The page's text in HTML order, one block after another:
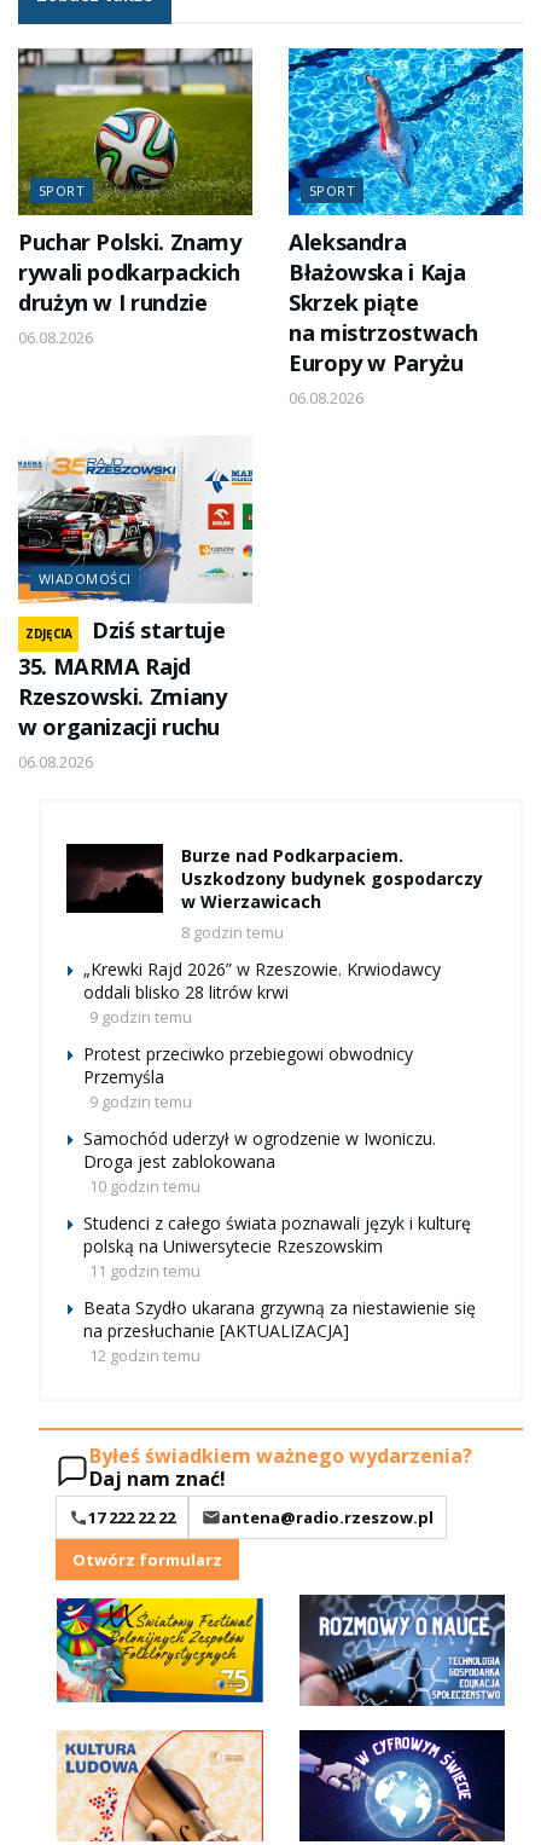
SPORT
Puchar Polski. Znamy
rywali podkarpackich
drużyn w I rundzie
06.08.2026
SPORT
Aleksandra
Błażowska i Kaja
Skrzek piąte
na mistrzostwach
Europy w Paryżu
06.08.2026
WIADOMOŚCI
ZDJĘCIA
Dziś startuje
35. MARMA Rajd
Rzeszowski. Zmiany
w organizacji ruchu
06.08.2026
Burze nad Podkarpaciem.
Uszkodzony budynek gospodarczy
w Wierzawicach
8 godzin temu
„Krewki Rajd 2026” w Rzeszowie. Krwiodawcy
oddali blisko 28 litrów krwi
9 godzin temu
Protest przeciwko przebiegowi obwodnicy
Przemyśla
9 godzin temu
Samochód uderzył w ogrodzenie w Iwoniczu.
Droga jest zablokowana
10 godzin temu
Studenci z całego świata poznawali język i kulturę
polską na Uniwersytecie Rzeszowskim
11 godzin temu
Beata Szydło ukarana grzywną za niestawienie się
na przesłuchanie [AKTUALIZACJA]
12 godzin temu
Byłeś świadkiem ważnego wydarzenia?
Daj nam znać!
17 222 22 22
antena@radio.rzeszow.pl
Otwórz formularz